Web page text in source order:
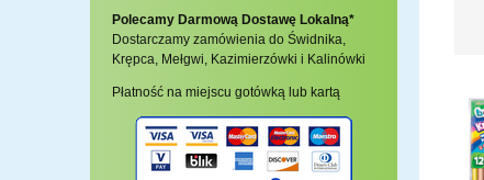
Polecamy Darmową Dostawę Lokalną*
Dostarczamy zamówienia do Świdnika,
Krępca, Mełgwi, Kazimierzówki i Kalinówki
Płatność na miejscu gotówką lub kartą